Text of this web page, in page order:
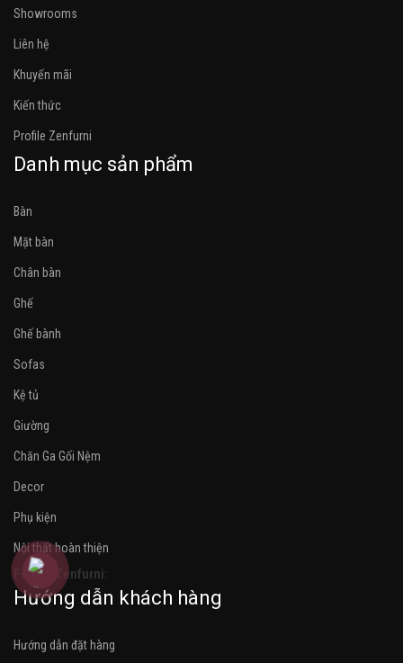
Showrooms
Liên hệ
Khuyến mãi
Kiến thức
Profile Zenfurni
Danh mục sản phẩm
Bàn
Mặt bàn
Chân bàn
Ghế
Ghế bành
Sofas
Kệ tủ
Giường
Chăn Ga Gối Nệm
Decor
Phụ kiện
Nội thất hoàn thiện
Follow Zenfurni:
Hướng dẫn khách hàng
Hướng dẫn đặt hàng